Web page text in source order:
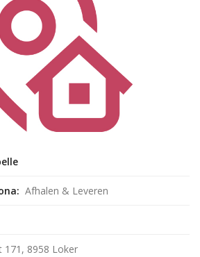
Afhalen & Leveren
171, 8958 Loker